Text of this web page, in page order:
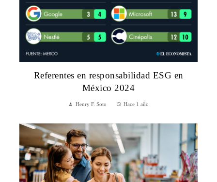
Referentes en responsabilidad ESG en
México 2024
Henry F. Soto Hace 1 año